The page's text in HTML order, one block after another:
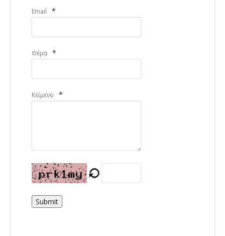
Email *
Θέμα *
Κείμενο *
Submit